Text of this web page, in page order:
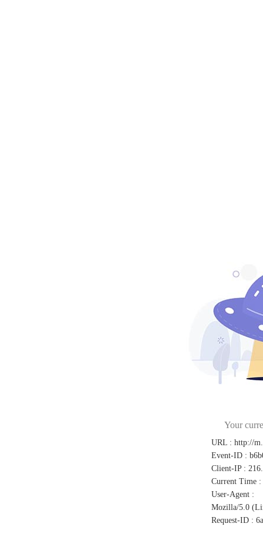
Your
URL : http://
Event-ID :
Client-IP :
Current Time :
User-Agent :
Mozilla/5.0
Request-ID :